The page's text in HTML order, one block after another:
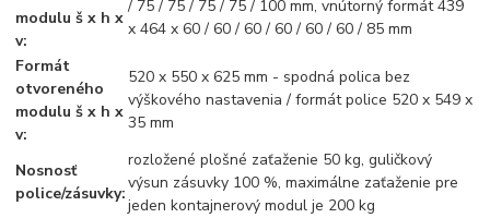
modulu š x h x
v:
/ 75 / 75 / 75 / 75 / 100 mm, vnútorný formát 439
x 464 x 60 / 60 / 60 / 60 / 60 / 60 / 85 mm
Formát
otvoreného
modulu š x h x
v:
520 x 550 x 625 mm - spodná polica bez
výškového nastavenia / formát police 520 x 549 x
35 mm
Nosnosť
police/zásuvky:
rozložené plošné zaťaženie 50 kg, guličkový
výsun zásuvky 100 %, maximálne zaťaženie pre
jeden kontajnerový modul je 200 kg